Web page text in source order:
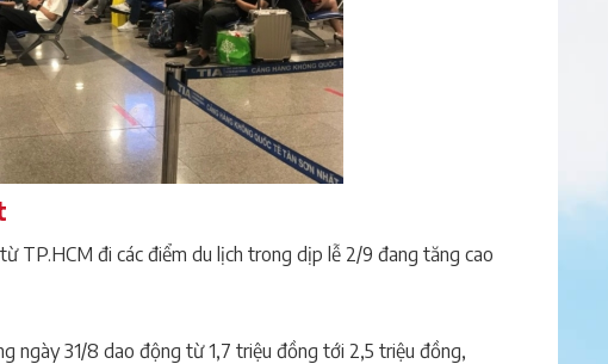
TP.HCM đi các điểm du lịch trong dịp lễ 2/9 đang tăng cao
ngày 31/8 dao động từ 1,7 triệu đồng tới 2,5 triệu đồng,